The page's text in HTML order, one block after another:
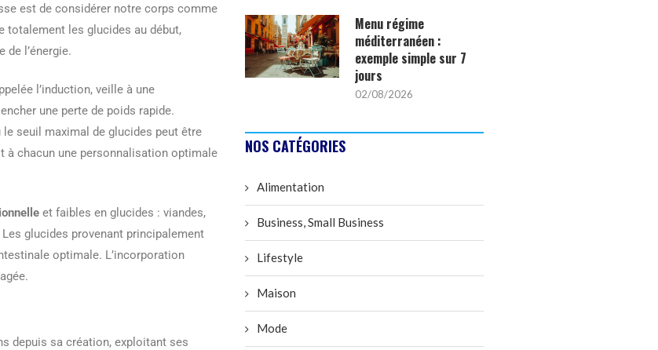
est de considérer notre corps comme
totalement les glucides au début,
de l’énergie.
l’induction, veille à une
une perte de poids rapide.
seuil maximal de glucides peut être
à chacun une personnalisation optimale
et faibles en glucides : viandes,
glucides provenant principalement
optimale. L’incorporation
depuis sa création, exploitant ses
Menu régime
méditerranéen :
exemple simple sur 7
jours
02/08/2026
NOS CATÉGORIES
Alimentation
Business, Small Business
Lifestyle
Maison
Mode